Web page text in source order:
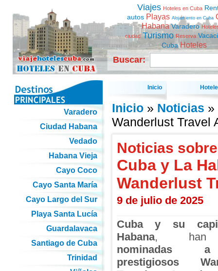
Viajes Hoteles en Cuba
autos Playas Alojamiento en Cuba
Habana Varadero
ciudad Turismo Reserva
Cuba Hoteles
Buscar:
Inicio
Inicio» Noticias »
Wanderlust Travel
Noticias
Cuba y La
Wanderlust
9 de julio de 2025
Cuba y su
Habana, han
nominadas
prestigiosos
Varadero
Ciudad Habana
Vedado
Habana Vieja
Cayo Coco
Cayo Santa María
Cayo Largo del Sur
Playa Santa Lucía
Guardalavaca
Santiago de Cuba
Trinidad